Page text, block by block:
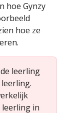
hoe Gynzy
hoe ze
de leerling
leerling in